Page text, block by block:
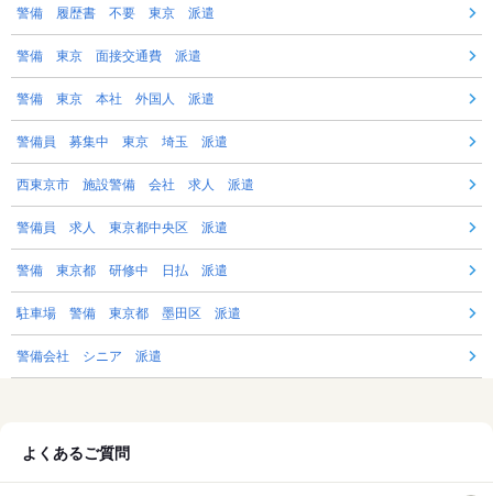
警備 履歴書 不要 東京 派遣
警備 東京 面接交通費 派遣
警備 東京 本社 外国人 派遣
警備員 募集中 東京 埼玉 派遣
西東京市 施設警備 会社 求人 派遣
警備員 求人 東京都中央区 派遣
警備 東京都 研修中 日払 派遣
駐車場 警備 東京都 墨田区 派遣
警備会社 シニア 派遣
よくあるご質問